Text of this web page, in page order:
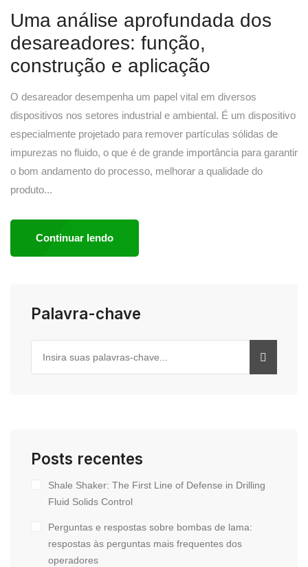
Uma análise aprofundada dos
desareadores: função,
construção e aplicação
O desareador desempenha um papel vital em diversos
dispositivos nos setores industrial e ambiental. É um dispositivo
especialmente projetado para remover partículas sólidas de
impurezas no fluido, o que é de grande importância para garantir
o bom andamento do processo, melhorar a qualidade do
produto...
Continuar lendo
Palavra-chave
Posts recentes
Shale Shaker: The First Line of Defense in Drilling
Fluid Solids Control
Perguntas e respostas sobre bombas de lama:
respostas às perguntas mais frequentes dos
operadores